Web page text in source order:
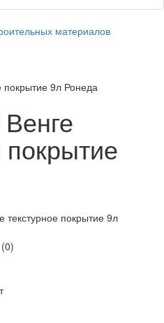
материалов
покрытие 9л Ронеда
покрытие
(0)